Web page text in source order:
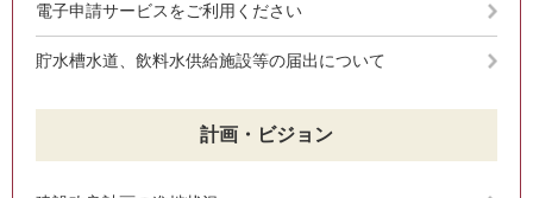
電子申請サービスをご利用ください
貯水槽水道、飲料水供給施設等の届出について
計画・ビジョン